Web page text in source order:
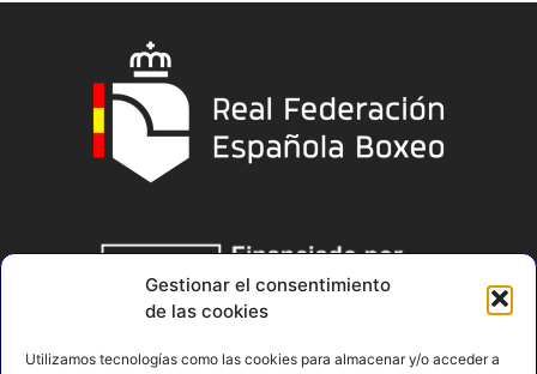
Gestionar el consentimiento
de las cookies
Utilizamos tecnologías como las cookies para almacenar y/o acceder a